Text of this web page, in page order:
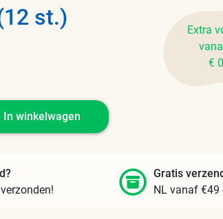
st.)
Extra
€
In winkelwagen
Gratis
NL vanaf €49